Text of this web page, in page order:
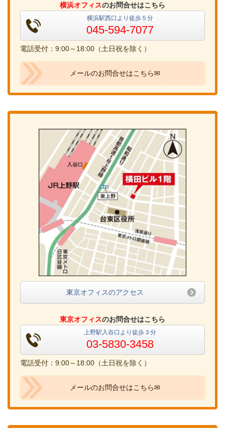
横浜オフィスのお問合せはこちら
横浜駅西口より徒歩５分
045-594-7077
電話受付：9:00～18:00（土日祝を除く）
メールのお問合せはこちら✉
東京オフィスのアクセス
東京オフィスのお問合せはこちら
上野駅入谷口より徒歩３分
03-5830-3458
電話受付：9:00～18:00（土日祝を除く）
メールのお問合せはこちら✉